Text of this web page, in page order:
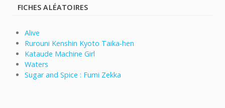
FICHES ALÉATOIRES
Alive
Rurouni Kenshin Kyoto Taika-hen
Kataude Machine Girl
Waters
Sugar and Spice : Fumi Zekka